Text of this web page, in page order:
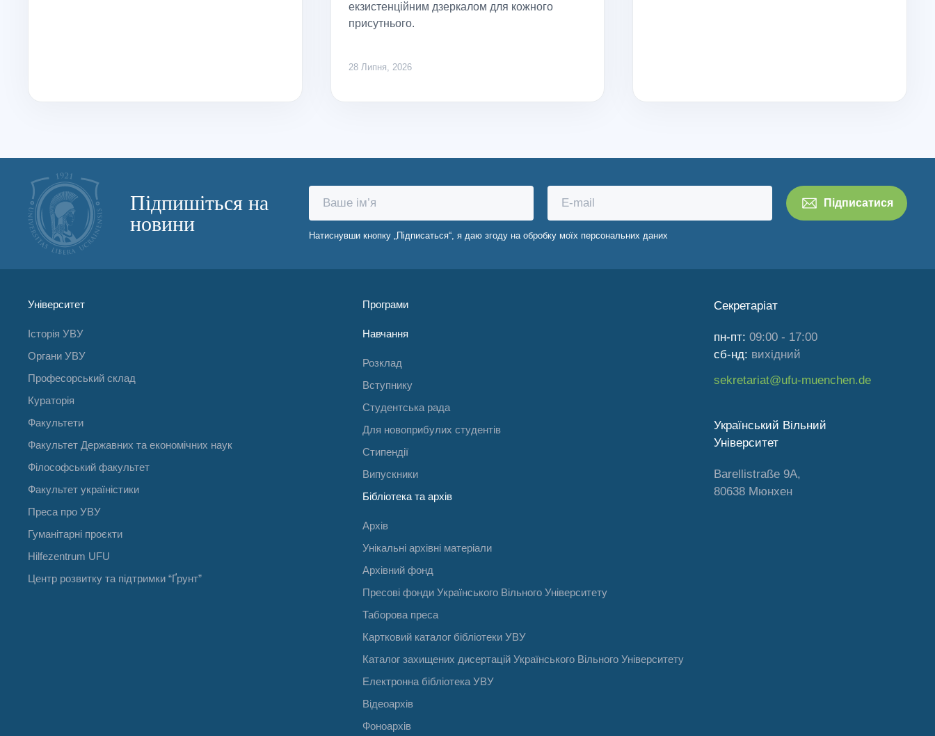
екзистенційним дзеркалом для кожного
присутнього.
28 Липня, 2026
Підпишіться на
новини
Натиснувши кнопку „Підписаться“, я даю згоду на обробку моїх персональних даних
Університет
Історія УВУ
Органи УВУ
Професорський склад
Кураторія
Факультети
Факультет Державних та економічних наук
Філософський факультет
Факультет україністики
Преса про УВУ
Гуманітарні проєкти
Hilfezentrum UFU
Центр розвитку та підтримки “Ґрунт”
Програми
Навчання
Розклад
Вступнику
Студентська рада
Для новоприбулих студентів
Стипендії
Випускники
Бібліотека та архів
Архів
Унікальні архівні матеріали
Архівний фонд
Пресові фонди Українського Вільного Університету
Таборова преса
Картковий каталог бібліотеки УВУ
Каталог захищених дисертацій Українського Вільного Університету
Електронна бібліотека УВУ
Відеоархів
Фоноархів
Секретаріат
пн-пт: 09:00 - 17:00
сб-нд: вихідний
sekretariat@ufu-muenchen.de
Український Вільний
Університет
Barellistraße 9A,
80638 Мюнхен